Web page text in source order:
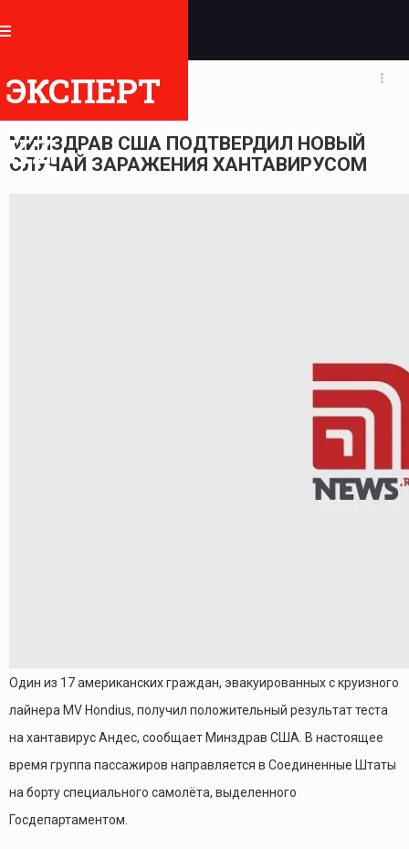
ЭКСПЕРТ
KZ
11.05.2026 06:54
МИНЗДРАВ США ПОДТВЕРДИЛ НОВЫЙ
СЛУЧАЙ ЗАРАЖЕНИЯ ХАНТАВИРУСОМ
Один из 17 американских граждан, эвакуированных с круизного
лайнера MV Hondius, получил положительный результат теста
на хантавирус Андес, сообщает Минздрав США. В настоящее
время группа пассажиров направляется в Соединенные Штаты
на борту специального самолёта, выделенного
Госдепартаментом.